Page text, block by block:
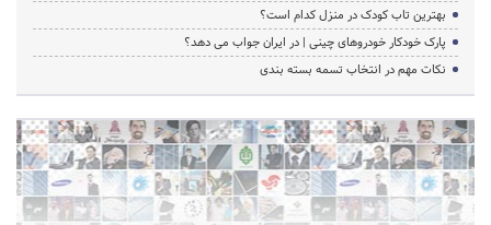
بهترین تاب کودک در منزل کدام است؟
پارک خودکار خودروهای چینی | در ایران جواب می دهد؟
نکات مهم در انتخاب تسمه بسته بندی